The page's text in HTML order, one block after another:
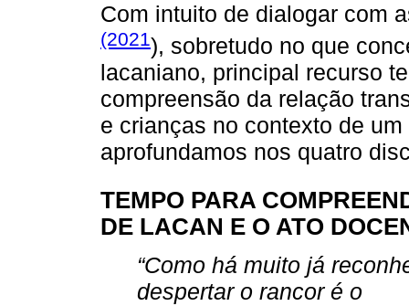
Com intuito de dialogar com
(2021), sobretudo no que
lacaniano, principal recurso
compreensão da relação
e crianças no contexto de
aprofundamos nos quatro
TEMPO PARA
DE LACAN E O ATO
“Como há muito já
despertar o rancor é o